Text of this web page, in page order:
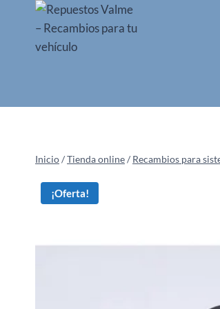
contenido
Inicio/Tienda online/ Recambios para
¡Oferta!